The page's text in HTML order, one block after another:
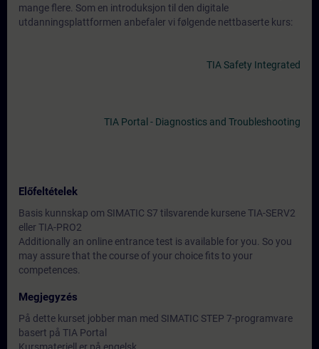
mange flere. Som en introduksjon til den digitale
utdanningsplattformen anbefaler vi følgende nettbaserte kurs:
TIA Safety Integrated
TIA Portal - Diagnostics and Troubleshooting
Előfeltételek
Basis kunnskap om SIMATIC S7 tilsvarende kursene TIA-SERV2
eller TIA-PRO2
Additionally an online entrance test is available for you. So you
may assure that the course of your choice fits to your
competences.
Megjegyzés
På dette kurset jobber man med SIMATIC STEP 7-programvare
basert på TIA Portal